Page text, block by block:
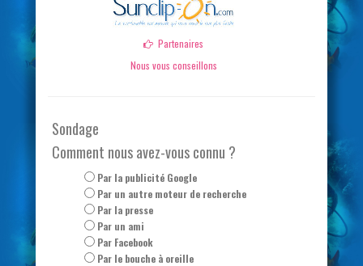
Partenaires
Nous vous conseillons
Sondage
Comment nous avez-vous connu ?
Par la publicité Google
Par un autre moteur de recherche
Par la presse
Par un ami
Par Facebook
Par le bouche à oreille